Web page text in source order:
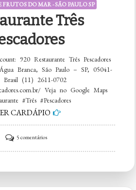
DO MAR - SÃO PAULO SP
Três
920 Restaurante Três Pescadores
Branca, São Paulo – SP, 05041-
Brasil (11) 2611-0702
Veja no Google Maps
#Três #Pescadores
CARDÁPIO
5 comentáriosem
Restaurante